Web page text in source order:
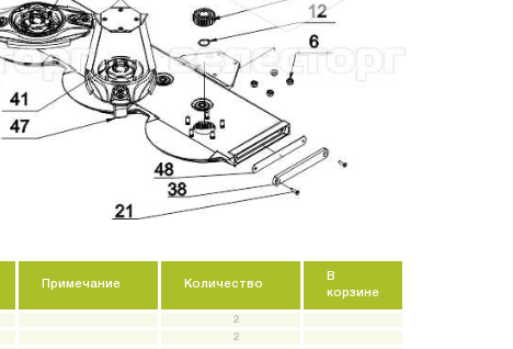
Примечание Количество
В
корзине
2
2